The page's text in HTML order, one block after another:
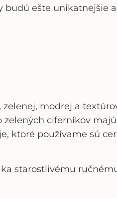
budú ešte unikatnejšie
modrej a
zelených ciferníkov
ktoré používame sú
starostlivému